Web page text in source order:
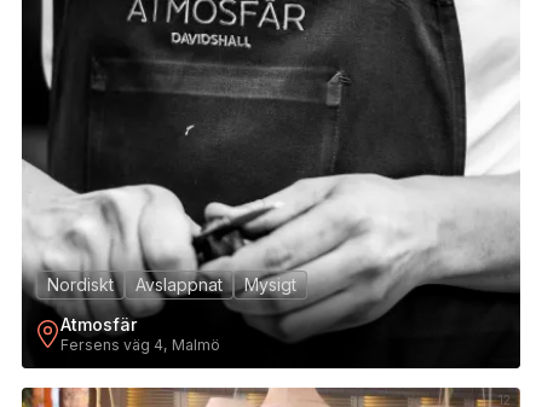
Nordiskt Avslappnat
Mysigt
Atmosfär
Fersens väg 4, Malmö
12